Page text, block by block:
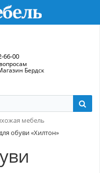
66-00
Бердск
мебель
обуви «Хилтон»